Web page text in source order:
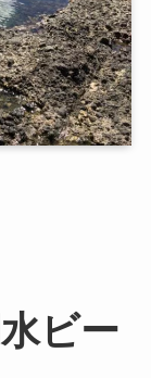
ビー